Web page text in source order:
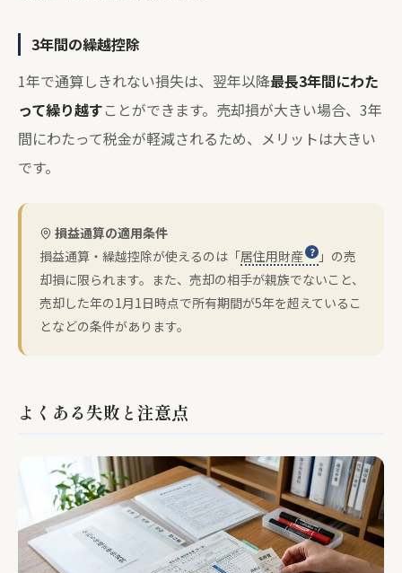
3年間の繰越控除
1年で通算しきれない損失は、翌年以降最長3年間にわた
って繰り越すことができます。売却損が大きい場合、3年
間にわたって税金が軽減されるため、メリットは大きい
です。
損益通算の適用条件
損益通算・繰越控除が使えるのは「居住用財産
」の売
却損に限られます。また、売却の相手が親族でないこと、
売却した年の1月1日時点で所有期間が5年を超えているこ
となどの条件があります。
よくある失敗と注意点